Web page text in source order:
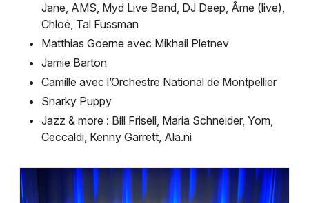
Jane, AMS, Myd Live Band, DJ Deep, Âme (live),
Chloé, Tal Fussman
Matthias Goerne avec Mikhail Pletnev
Jamie Barton
Camille avec l’Orchestre National de Montpellier
Snarky Puppy
Jazz & more : Bill Frisell, Maria Schneider, Yom,
Ceccaldi, Kenny Garrett, Ala.ni